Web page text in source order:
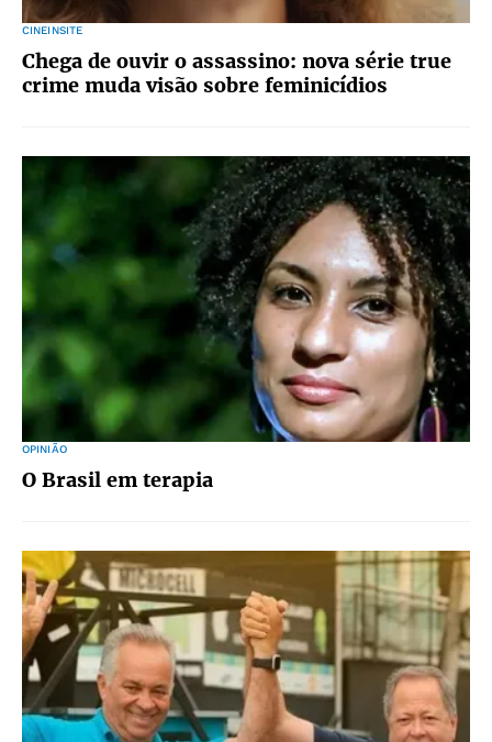
CINEINSITE
Chega de ouvir o assassino: nova série true
crime muda visão sobre feminicídios
OPINIÃO
O Brasil em terapia